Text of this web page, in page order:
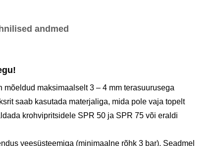
andmed
maksimaalselt 3 – 4 mm terasuurusega
saab kasutada materjaliga, mida pole vaja topelt
krohvipritsidele SPR 50 ja SPR 75 või eraldi
veesüsteemiga (minimaalne rõhk 3 bar). Seadmel